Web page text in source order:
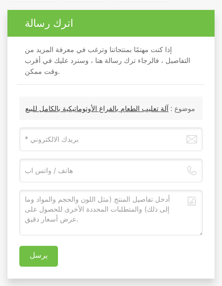
اترك رسالة
إذا كنت مهتمًا بمنتجاتنا وترغب في معرفة المزيد من
التفاصيل ، فالرجاء ترك رسالة هنا ، وسنرد عليك في أقرب
وقت ممكن.
موضوع : آلة تعليب الطعام بالفراغ الأوتوماتيكية بالكامل للبيع
يرسل